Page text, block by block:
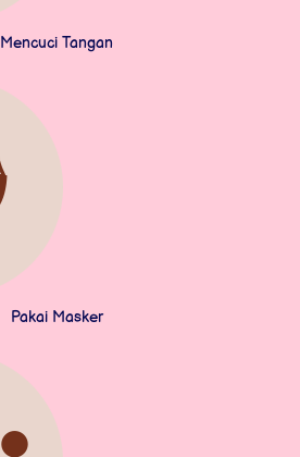
Mencuci Tangan
Pakai Masker